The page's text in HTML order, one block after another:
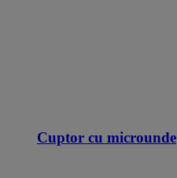
Cuptor cu microunde